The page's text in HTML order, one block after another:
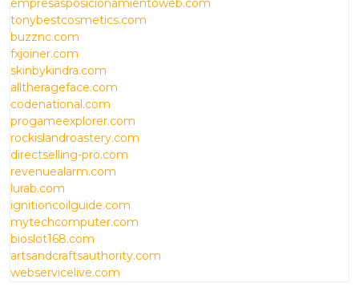
empresasposicionamientoweb.com
tonybestcosmetics.com
buzznc.com
fxjoiner.com
skinbykindra.com
alltherageface.com
codenational.com
progameexplorer.com
rockislandroastery.com
directselling-pro.com
revenuealarm.com
lurab.com
ignitioncoilguide.com
mytechcomputer.com
bioslot168.com
artsandcraftsauthority.com
webservicelive.com